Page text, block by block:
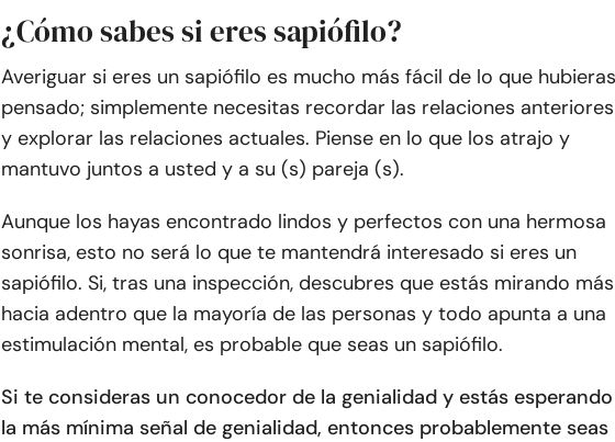
¿Cómo sabes si eres sapiófilo?
Averiguar si eres un sapiófilo es mucho más fácil de lo que hubieras
pensado; simplemente necesitas recordar las relaciones anteriores
y explorar las relaciones actuales. Piense en lo que los atrajo y
mantuvo juntos a usted y a su (s) pareja (s).
Aunque los hayas encontrado lindos y perfectos con una hermosa
sonrisa, esto no será lo que te mantendrá interesado si eres un
sapiófilo. Si, tras una inspección, descubres que estás mirando más
hacia adentro que la mayoría de las personas y todo apunta a una
estimulación mental, es probable que seas un sapiófilo.
Si te consideras un conocedor de la genialidad y estás esperando
la más mínima señal de genialidad, entonces probablemente seas